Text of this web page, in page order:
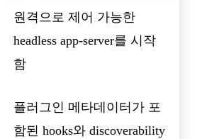
원격으로 제어 가능한
headless app-server를 시작
함
플러그인 메타데이터가 포
함된 hooks와 discoverability